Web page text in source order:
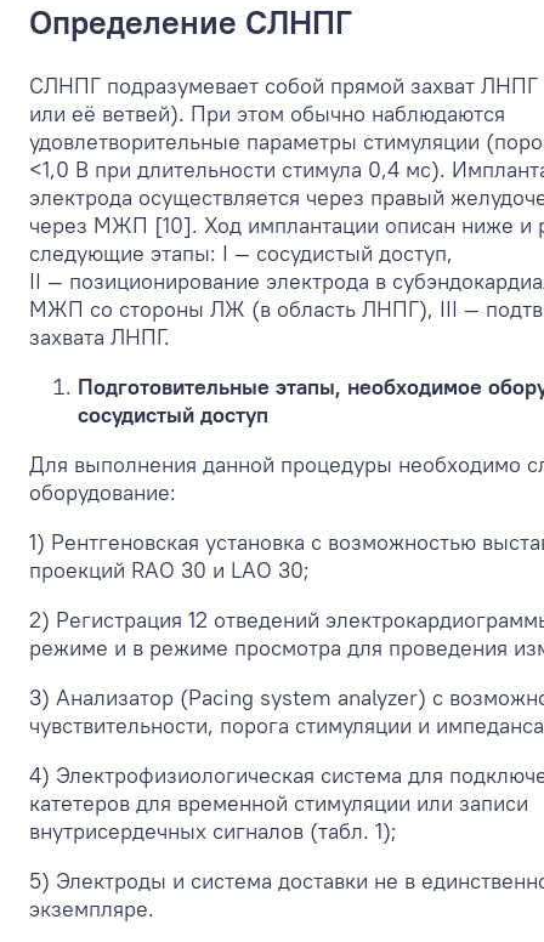
Определение СЛНПГ
СЛНПГ подразумевает собой прямой захват
или её ветвей). При этом обычно наблюдаются
удовлетворительные параметры стимуляции
<1,0 В при длительности стимула 0,4 мс).
электрода осуществляется через правый
через МЖП [10]. Ход имплантации описан ниже и
следующие этапы: I — сосудистый доступ,
II — позиционирование электрода в
МЖП со стороны ЛЖ (в область ЛНПГ), III —
захвата ЛНПГ.
Подготовительные этапы, необходимое
сосудистый доступ
Для выполнения данной процедуры необходимо
оборудование:
1) Рентгеновская установка с возможностью
проекций RAO 30 и LAO 30;
2) Регистрация 12 отведений
режиме и в режиме просмотра для проведения
3) Анализатор (Pacing system analyzer) с
чувствительности, порога стимуляции и
4) Электрофизиологическая система для
катетеров для временной стимуляции или записи
внутрисердечных сигналов (табл. 1);
5) Электроды и система доставки не в
экземпляре.